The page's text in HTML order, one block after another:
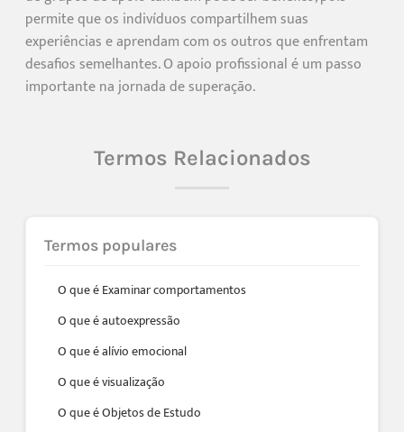
permite que os indivíduos compartilhem suas
experiências e aprendam com os outros que enfrentam
desafios semelhantes. O apoio profissional é um passo
importante na jornada de superação.
Termos Relacionados
Termos populares
O que é Examinar comportamentos
O que é autoexpressão
O que é alívio emocional
O que é visualização
O que é Objetos de Estudo